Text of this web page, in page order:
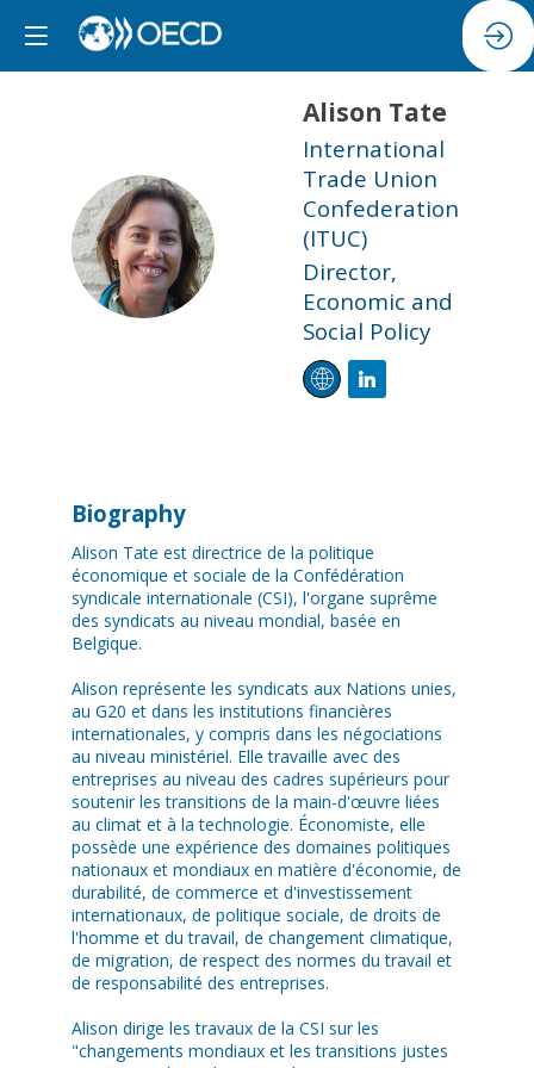
AT
Alison Tate
International
Trade Union
Confederation
(ITUC)
Director,
Economic and
Social Policy
Biography
Alison Tate est directrice de la politique
économique et sociale de la Confédération
syndicale internationale (CSI), l'organe suprême
des syndicats au niveau mondial, basée en
Belgique.
Alison représente les syndicats aux Nations unies,
au G20 et dans les institutions financières
internationales, y compris dans les négociations
au niveau ministériel. Elle travaille avec des
entreprises au niveau des cadres supérieurs pour
soutenir les transitions de la main-d'œuvre liées
au climat et à la technologie. Économiste, elle
possède une expérience des domaines politiques
nationaux et mondiaux en matière d'économie, de
durabilité, de commerce et d'investissement
internationaux, de politique sociale, de droits de
l'homme et du travail, de changement climatique,
de migration, de respect des normes du travail et
de responsabilité des entreprises.
Alison dirige les travaux de la CSI sur les
"changements mondiaux et les transitions justes